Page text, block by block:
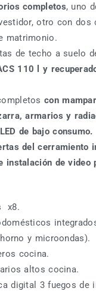
completos, uno
otro con dos
matrimonio.
de techo a suelo
110 l y
con
armarios y
de bajo consumo.
del cerramiento
instalación de video
x8.
y microondas).
cocina.
altos cocina.
digital 3 fuegos de